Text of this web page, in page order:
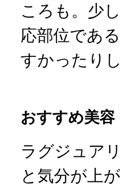
ころも。少
応部位であ
すかったりし
おすすめ美容
ラグジュア
と気分が上